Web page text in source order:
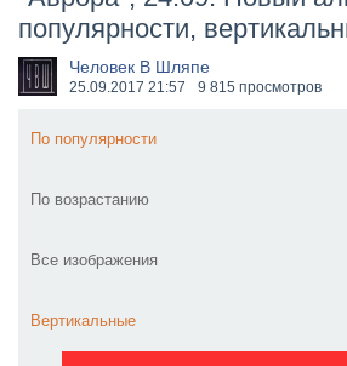
​Wacken Open Air 2027 объявил
популярности,
Человек В Шляпе
25.09.2017 21:57 9 815 просмотров
По популярности
По возрастанию
Все изображения
Вертикальные